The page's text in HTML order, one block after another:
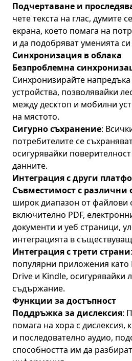
Подчертаване и
чете текста на глас, думите
екрана, което помага на
и да подобряват уменията си
Синхронизация в облака
Безпроблемна
Синхронизирайте
устройства, позволявайки
между десктоп и мобилни
на мястото.
Сигурно съхранение:
потребителите се
осигурявайки
данните.
Интеграция с други
Съвместимост с различни
широк диапазон от файлови
включително PDF,
документи и уеб страници,
интеграцията в
Интеграция с трети страни
популярни приложения
Drive и Kindle, осигурявайки
съдържание.
Функции за достъпност
Поддръжка за дислексия:
помага на хора с дислексия,
и последователно аудио,
способността им да